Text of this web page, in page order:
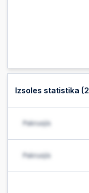
Izsoles statistika (2